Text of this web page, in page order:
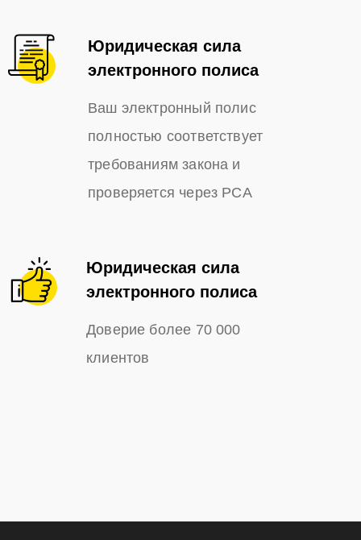
Юридическая сила
электронного полиса
Ваш электронный полис
полностью соответствует
требованиям закона и
проверяется через РСА
Юридическая сила
электронного полиса
Доверие более 70 000
клиентов